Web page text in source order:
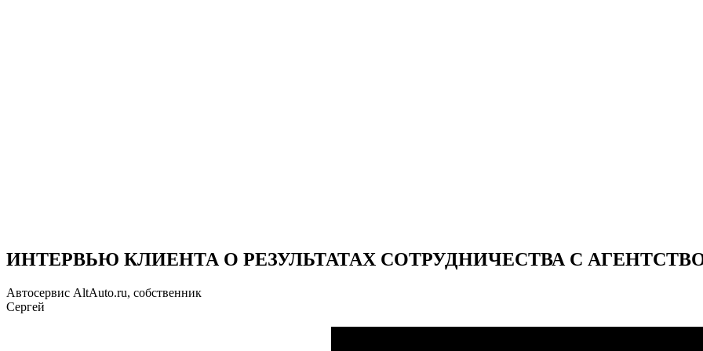
ИНТЕРВЬЮ КЛИЕНТА О РЕЗУЛЬТАТАХ СОТРУДНИЧЕСТВА С
Автосервис AltAuto.ru, собственник
Сергей